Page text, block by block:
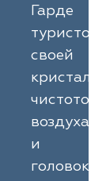
Гарде
туристов
своей
чистотой
воздуха
и